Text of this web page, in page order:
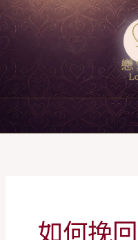
跳
至
主
要
內
如何挽